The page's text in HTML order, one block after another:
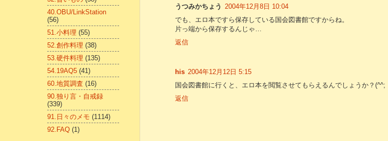
うつみかちょう 2004年12月8日 10:04
でも、エロ本ですら保存している国会図書館ですからね。
片っ端から保存するんじゃ…
返信
his 2004年12月12日 5:15
国会図書館に行くと、エロ本を閲覧させてもらえるんでしょうか？(^^;
返信
40.OBU/LinkStation
(56)
51.小料理 (55)
52.創作料理 (38)
53.硬件料理 (135)
54.19AQ5 (41)
60.地質調査 (16)
90.独り言・自戒録
(339)
91.日々のメモ (1114)
92.FAQ (1)